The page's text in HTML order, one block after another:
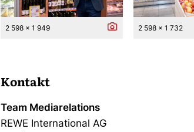
2 598 x 1 949 2 598 x 1 732
Kontakt
Team Mediarelations
REWE International AG